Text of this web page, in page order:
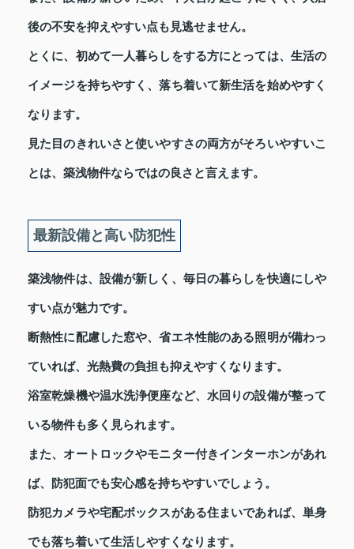
後の不安を抑えやすい点も見逃せません。
とくに、初めて一人暮らしをする方にとっては、生活の
イメージを持ちやすく、落ち着いて新生活を始めやすく
なります。
見た目のきれいさと使いやすさの両方がそろいやすいこ
とは、築浅物件ならではの良さと言えます。
最新設備と高い防犯性
築浅物件は、設備が新しく、毎日の暮らしを快適にしや
すい点が魅力です。
断熱性に配慮した窓や、省エネ性能のある照明が備わっ
ていれば、光熱費の負担も抑えやすくなります。
浴室乾燥機や温水洗浄便座など、水回りの設備が整って
いる物件も多く見られます。
また、オートロックやモニター付きインターホンがあれ
ば、防犯面でも安心感を持ちやすいでしょう。
防犯カメラや宅配ボックスがある住まいであれば、単身
でも落ち着いて生活しやすくなります。